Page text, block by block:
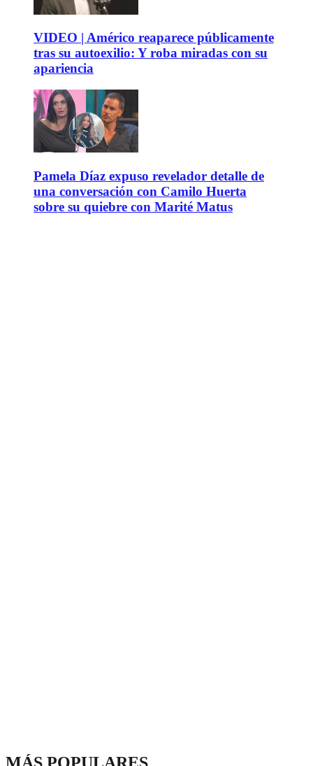
VIDEO | Américo reaparece públicamente
tras su autoexilio: Y roba miradas con su
apariencia
Pamela Díaz expuso revelador detalle de
una conversación con Camilo Huerta
sobre su quiebre con Marité Matus
MÁS POPULARES